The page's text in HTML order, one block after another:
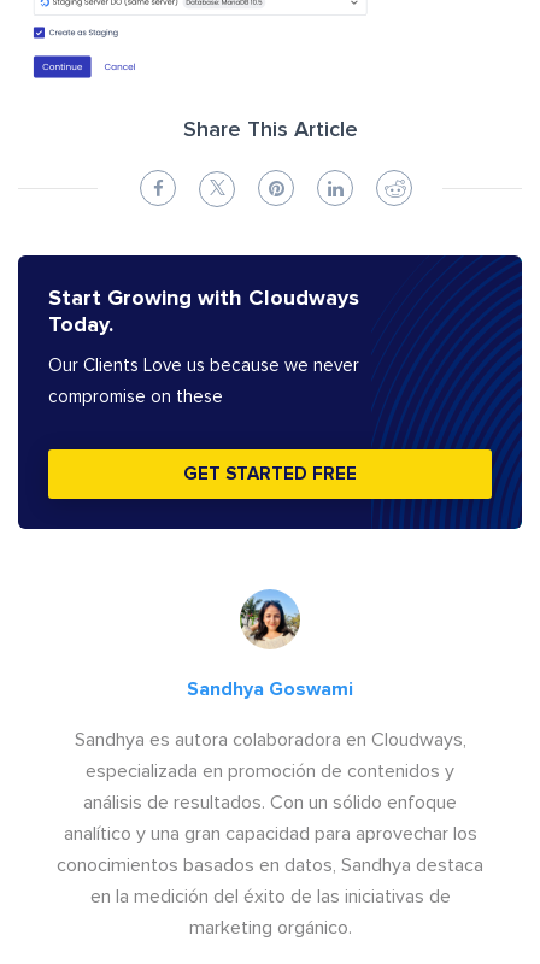
Share This Article
Start Growing with Cloudways
Today.
Our Clients Love us because we never
compromise on these
GET STARTED FREE
Sandhya Goswami
Sandhya es autora colaboradora en Cloudways,
especializada en promoción de contenidos y
análisis de resultados. Con un sólido enfoque
analítico y una gran capacidad para aprovechar los
conocimientos basados en datos, Sandhya destaca
en la medición del éxito de las iniciativas de
marketing orgánico.